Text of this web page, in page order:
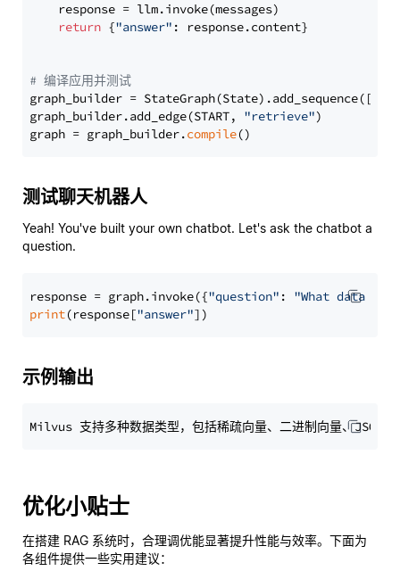
    response = llm.invoke(messages)
return {"answer" : response.content}
# 编译应用并测试
graph_builder =
graph_builder.add_edge(START, "retrieve")
graph = graph_builder.compile
测试聊天机器人
Yeah! You've built your own chatbot. Let's ask the chatbot a
question.
response = graph.invoke({"question" : "What data
print(response["answer"
示例输出
优化小贴士
在搭建 RAG 系统时，合理调优能显著提升性能与效率。下面为
各组件提供一些实用建议：